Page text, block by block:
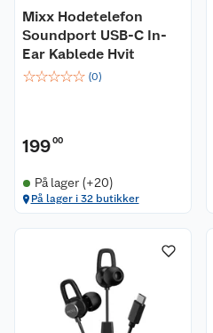
Mixx Hodetelefon
Soundport USB-C In-
Ear Kablede Hvit
☆☆☆☆☆ (0)
19900
På lager (+20)
På lager i 32 butikker